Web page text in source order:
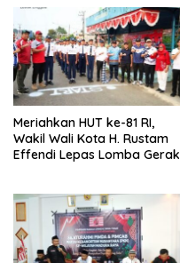
Meriahkan HUT ke-81 RI,
Wakil Wali Kota H. Rustam
Effendi Lepas Lomba Gerak